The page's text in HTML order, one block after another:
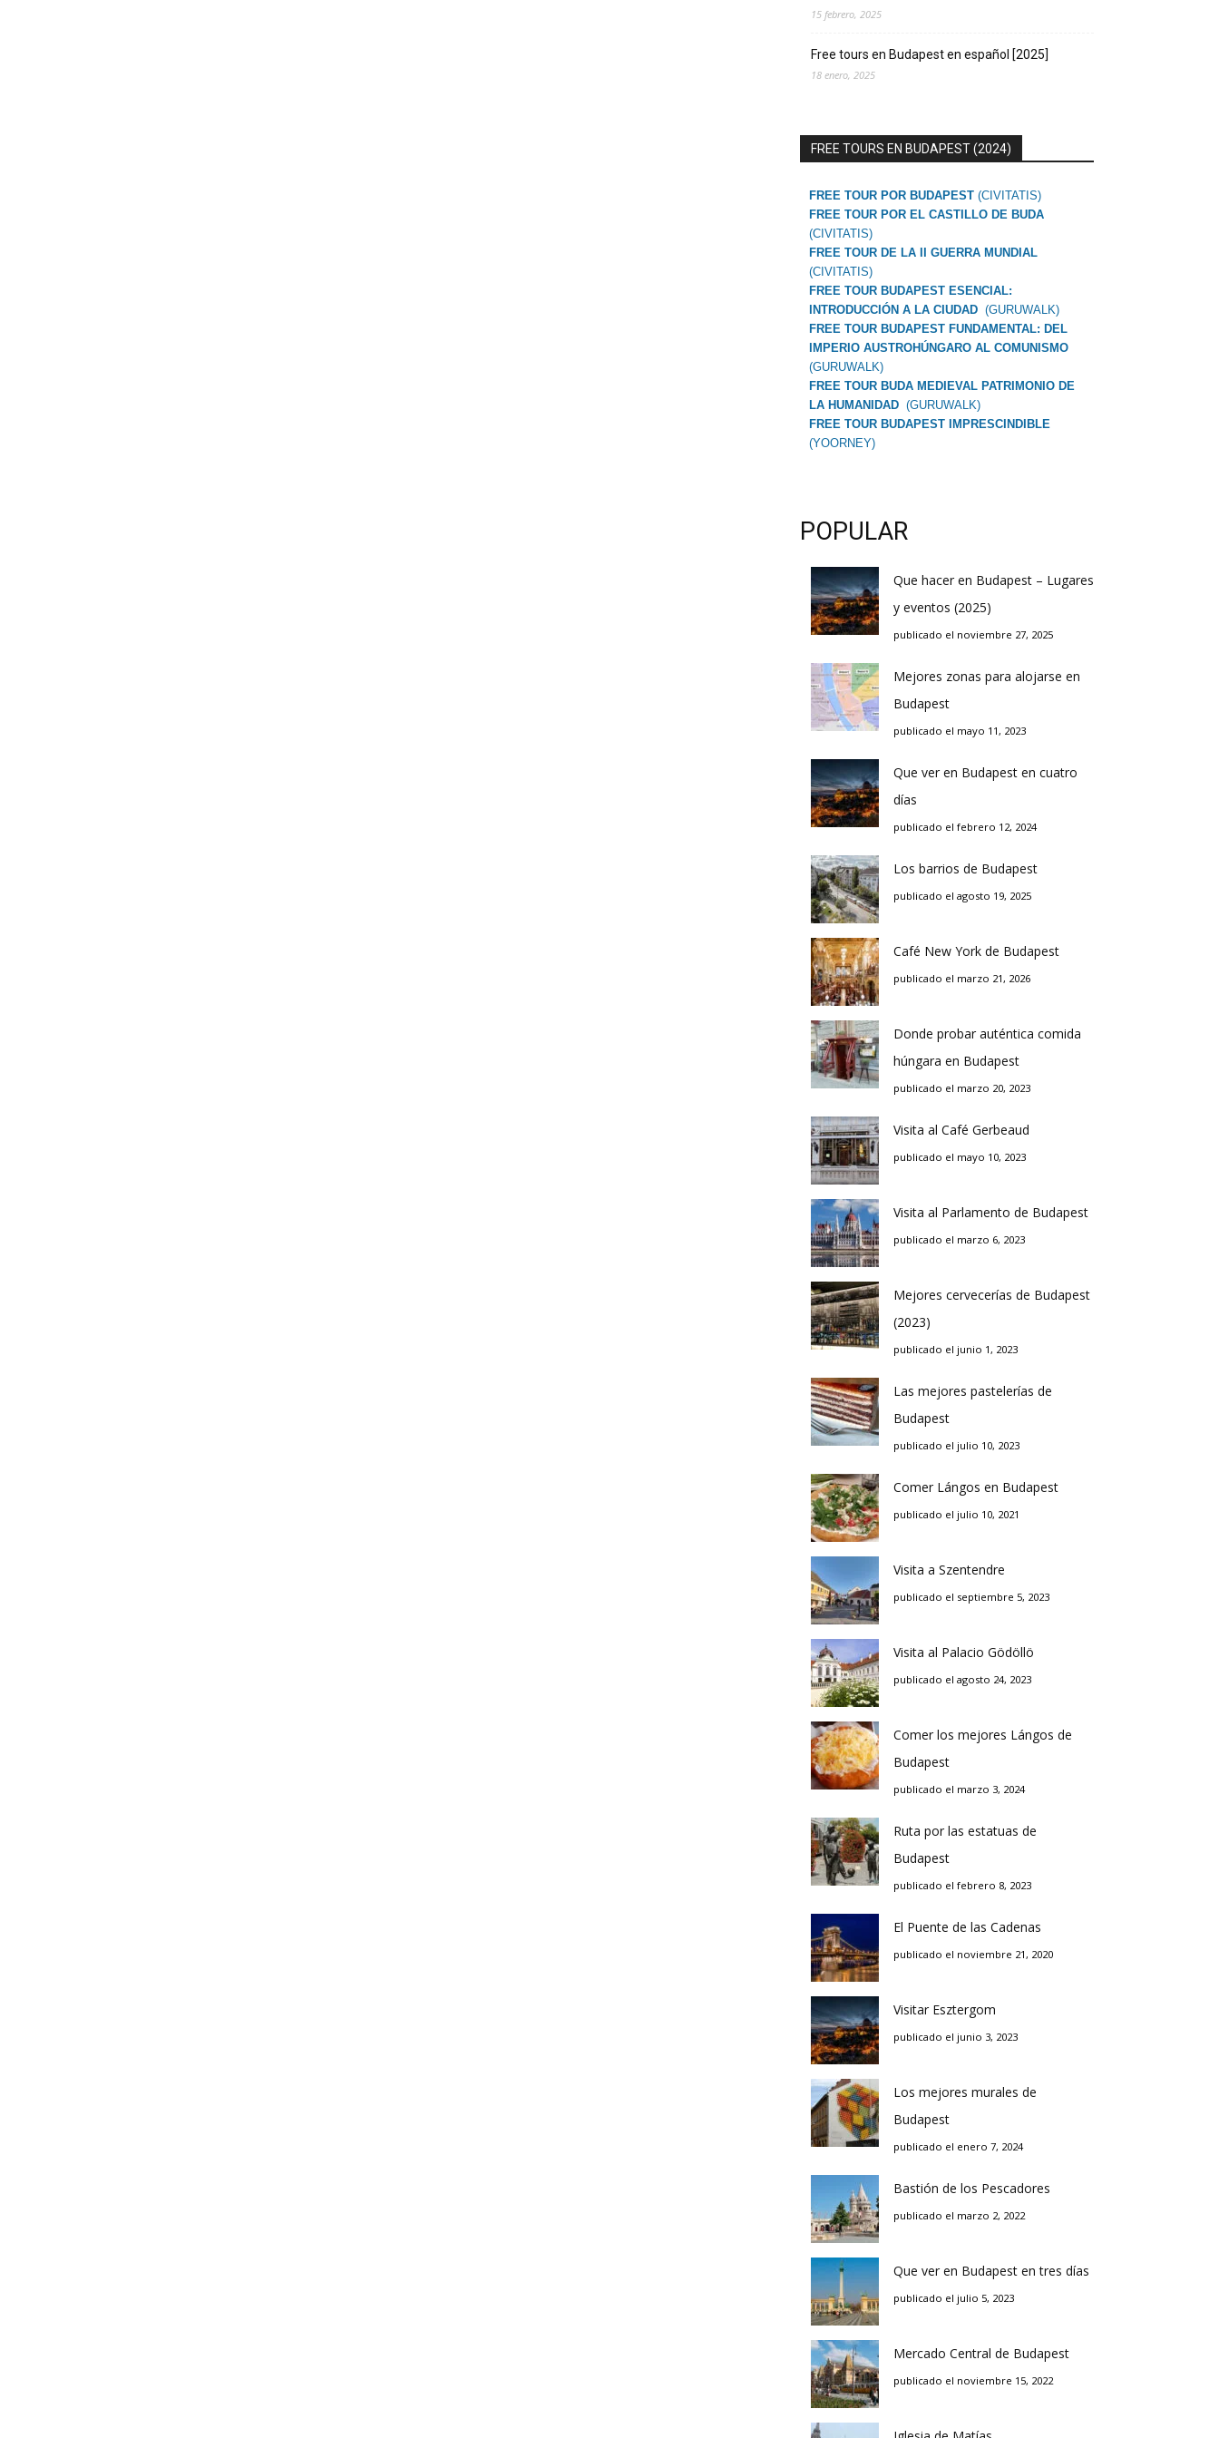
15 febrero, 2025
Free tours en Budapest en español [2025]
18 enero, 2025
FREE TOURS EN BUDAPEST (2024)
FREE TOUR POR BUDAPEST (CIVITATIS)
FREE TOUR POR EL CASTILLO DE BUDA
(CIVITATIS)
FREE TOUR DE LA II GUERRA MUNDIAL
(CIVITATIS)
FREE TOUR BUDAPEST ESENCIAL:
INTRODUCCIÓN A LA CIUDAD (GURUWALK)
FREE TOUR BUDAPEST FUNDAMENTAL: DEL
IMPERIO AUSTROHÚNGARO AL COMUNISMO
(GURUWALK)
FREE TOUR BUDA MEDIEVAL PATRIMONIO DE
LA HUMANIDAD (GURUWALK)
FREE TOUR BUDAPEST IMPRESCINDIBLE
(YOORNEY)
POPULAR
Que hacer en Budapest – Lugares
y eventos (2025)
publicado el noviembre 27, 2025
Mejores zonas para alojarse en
Budapest
publicado el mayo 11, 2023
Que ver en Budapest en cuatro
días
publicado el febrero 12, 2024
Los barrios de Budapest
publicado el agosto 19, 2025
Café New York de Budapest
publicado el marzo 21, 2026
Donde probar auténtica comida
húngara en Budapest
publicado el marzo 20, 2023
Visita al Café Gerbeaud
publicado el mayo 10, 2023
Visita al Parlamento de Budapest
publicado el marzo 6, 2023
Mejores cervecerías de Budapest
(2023)
publicado el junio 1, 2023
Las mejores pastelerías de
Budapest
publicado el julio 10, 2023
Comer Lángos en Budapest
publicado el julio 10, 2021
Visita a Szentendre
publicado el septiembre 5, 2023
Visita al Palacio Gödöllö
publicado el agosto 24, 2023
Comer los mejores Lángos de
Budapest
publicado el marzo 3, 2024
Ruta por las estatuas de
Budapest
publicado el febrero 8, 2023
El Puente de las Cadenas
publicado el noviembre 21, 2020
Visitar Esztergom
publicado el junio 3, 2023
Los mejores murales de
Budapest
publicado el enero 7, 2024
Bastión de los Pescadores
publicado el marzo 2, 2022
Que ver en Budapest en tres días
publicado el julio 5, 2023
Mercado Central de Budapest
publicado el noviembre 15, 2022